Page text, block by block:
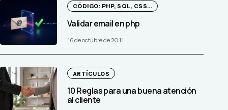
CÓDIGO: PHP, SQL, CSS...
Validar email en php
16 de octubre de 2011
ARTÍCULOS
10 Reglas para una buena atención
al cliente